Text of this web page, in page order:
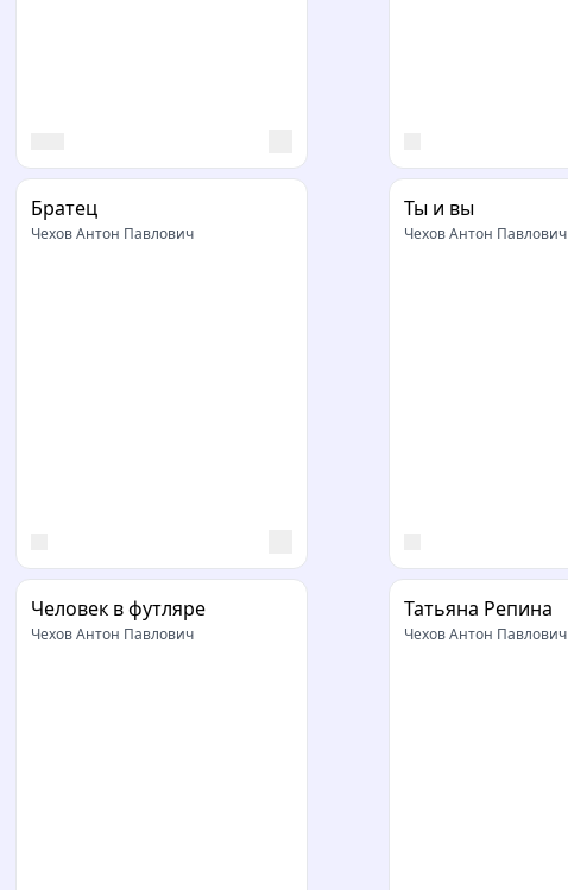
Братец
Чехов Антон Павлович
Ты и вы
Чехов Антон Павлович
Человек в футляре
Чехов Антон Павлович
Татьяна Репина
Чехов Антон Павлович